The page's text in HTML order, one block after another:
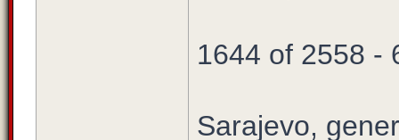
1644 of 2558 -
Sarajevo,